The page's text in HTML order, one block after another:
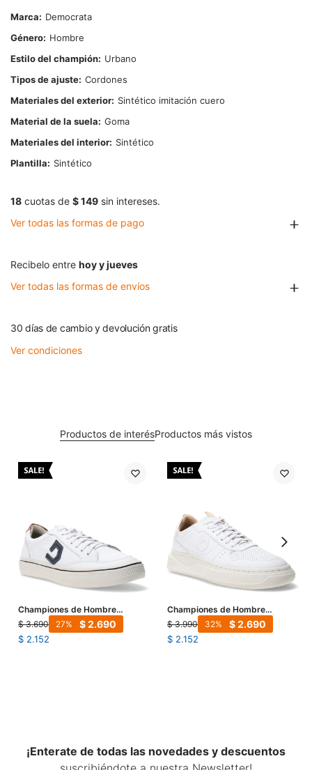
Marca
Democrata
Género
Hombre
Estilo del champión
Urbano
Tipos de ajuste Cordones
Materiales del exterior
Sintético imitación cuero
Material de la suela
Goma
Materiales del interior
Sintético
Plantilla
Sintético
18 cuotas de $ 149 sin intereses.
Ver todas las formas de pago
Recibelo entre hoy y jueves
Ver todas las formas de envíos
30 días de cambio y devolución gratis
Ver condiciones
Productos de interésProductos más vistos
Championes de Hombre
Democrata YANE acordonado
casual - Blanco / Azul Jeans
$ 3.690 $2.690
27
$ 2.152
Championes de Hombre
Democrata Eleko - Blanco
$ 3.990 $2.690
32
$ 2.152
¡Enterate de todas las novedades y descuentos